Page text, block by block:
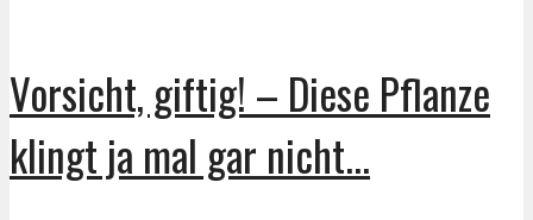
Vorsicht, giftig! – Diese Pflanze
klingt ja mal gar nicht...